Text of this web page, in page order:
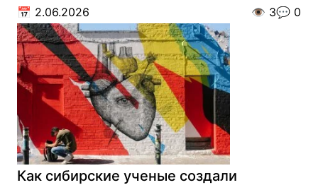
📅 2.06.2026 👁️ 3💬 0
Как сибирские ученые создали